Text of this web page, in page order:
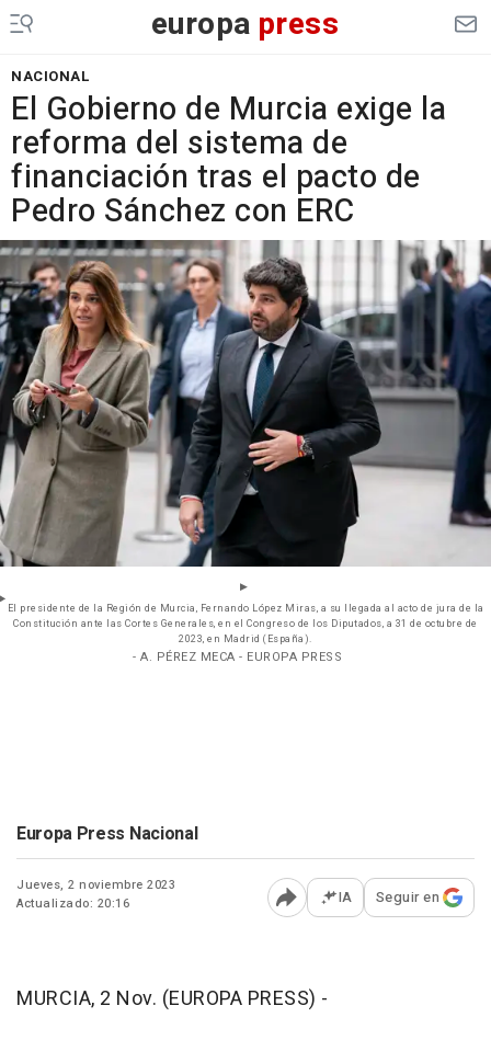
europa press
NACIONAL
El Gobierno de Murcia exige la
reforma del sistema de
financiación tras el pacto de
Pedro Sánchez con ERC
El presidente de la Región de Murcia, Fernando López Miras, a su llegada al acto de jura de la
Constitución ante las Cortes Generales, en el Congreso de los Diputados, a 31 de octubre de
2023, en Madrid (España).
- A. PÉREZ MECA - EUROPA PRESS
Europa Press Nacional
Jueves, 2 noviembre 2023
Actualizado: 20:16
Abrir opciones para
IA Seguir en
MURCIA, 2 Nov. (EUROPA PRESS) -